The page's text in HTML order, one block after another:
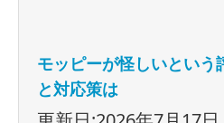
モッピーが怪しいという
と対応策は